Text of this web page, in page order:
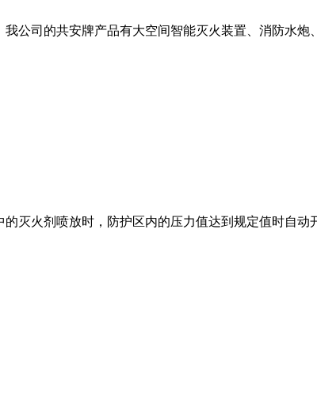
公司的共安牌产品有大空间智能灭火装置、消防水炮
灭火剂喷放时，防护区内的压力值达到规定值时自动